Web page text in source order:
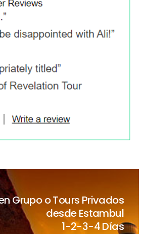
Grupo o Tours Privados
desde Estambul
1-2-3-4 Días